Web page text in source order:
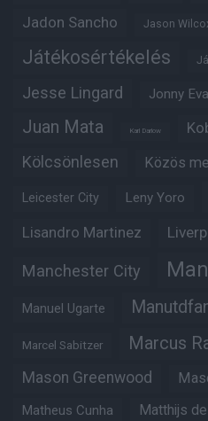
Jadon Sancho Jason
Játékosértékelés
Jesse Lingard Jonny
Juan Mata Karl Darlow
Kölcsönlesen Közös
Leicester City Leny Yoro
Lisandro Martinez
Manchester City
Manuel Ugarte
Marcel Sabitzer Marcus
Mason Greenwood
Matheus Cunha Matthijs